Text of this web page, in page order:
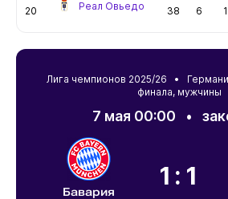
20 Реал Овьедо 38 6
Лига чемпионов 2025/26 •
финала, мужчины
7 мая 00:00 •
Бавария
1:1